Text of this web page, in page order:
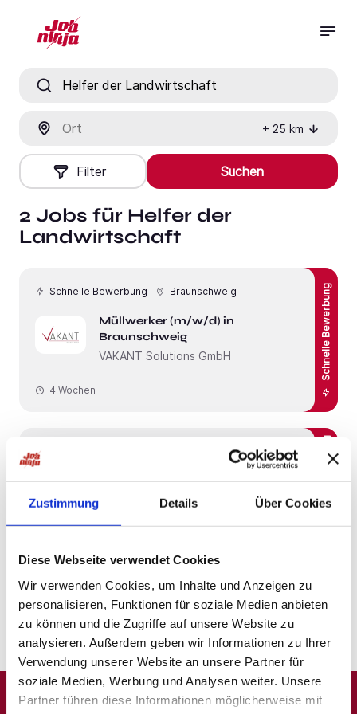
Zustimmung Details Über Cookies
Diese Webseite verwendet Cookies
Wir verwenden Cookies, um Inhalte und Anzeigen zu
personalisieren, Funktionen für soziale Medien anbieten
zu können und die Zugriffe auf unsere Website zu
analysieren. Außerdem geben wir Informationen zu Ihrer
Verwendung unserer Website an unsere Partner für
soziale Medien, Werbung und Analysen weiter. Unsere
Partner führen diese Informationen möglicherweise mit
+ 25 km
Filter Suchen
2 Jobs für Helfer der
Landwirtschaft
Schnelle Bewerbung Braunschweig
Müllwerker (m/w/d) in
Braunschweig
VAKANT Solutions GmbH
Schnelle Bewerbung
4 Wochen
Bremerhaven
Industriereiniger (m/w/d) Job
PSH Personal Service
Schnelle Bewerbung
1